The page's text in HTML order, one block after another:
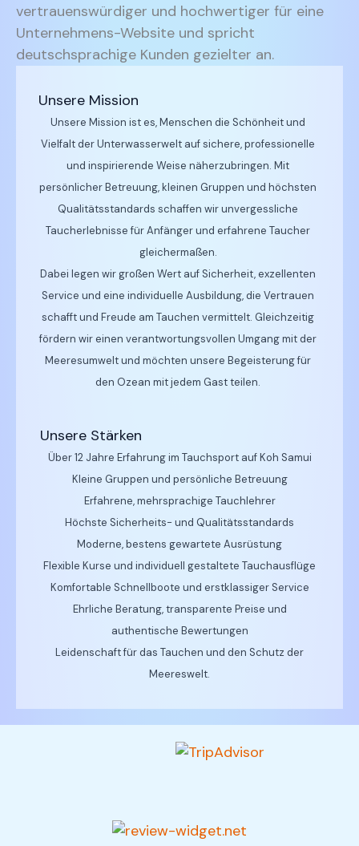
vertrauenswürdiger und hochwertiger für eine
Unternehmens-Website und spricht
deutschsprachige Kunden gezielter an.
Unsere Mission
Unsere Mission ist es, Menschen die Schönheit und
Vielfalt der Unterwasserwelt auf sichere, professionelle
und inspirierende Weise näherzubringen. Mit
persönlicher Betreuung, kleinen Gruppen und höchsten
Qualitätsstandards schaffen wir unvergessliche
Taucherlebnisse für Anfänger und erfahrene Taucher
gleichermaßen.
Dabei legen wir großen Wert auf Sicherheit, exzellenten
Service und eine individuelle Ausbildung, die Vertrauen
schafft und Freude am Tauchen vermittelt. Gleichzeitig
fördern wir einen verantwortungsvollen Umgang mit der
Meeresumwelt und möchten unsere Begeisterung für
den Ozean mit jedem Gast teilen.
Unsere Stärken
Über 12 Jahre Erfahrung im Tauchsport auf Koh Samui
Kleine Gruppen und persönliche Betreuung
Erfahrene, mehrsprachige Tauchlehrer
Höchste Sicherheits- und Qualitätsstandards
Moderne, bestens gewartete Ausrüstung
Flexible Kurse und individuell gestaltete Tauchausflüge
Komfortable Schnellboote und erstklassiger Service
Ehrliche Beratung, transparente Preise und
authentische Bewertungen
Leidenschaft für das Tauchen und den Schutz der
Meereswelt.